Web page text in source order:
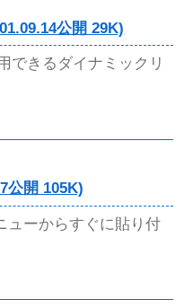
公開 29K)
できるダイナミックリ
公開 105K)
ューからすぐに貼り付